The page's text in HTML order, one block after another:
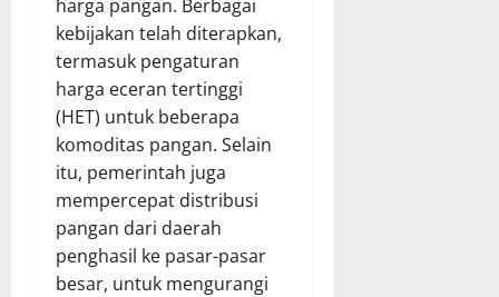
harga pangan. Berbagai
kebijakan telah diterapkan,
termasuk pengaturan
harga eceran tertinggi
(HET) untuk beberapa
komoditas pangan. Selain
itu, pemerintah juga
mempercepat distribusi
pangan dari daerah
penghasil ke pasar-pasar
besar, untuk mengurangi